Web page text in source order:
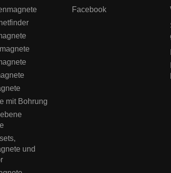
mit Bohrung
und
Facebook